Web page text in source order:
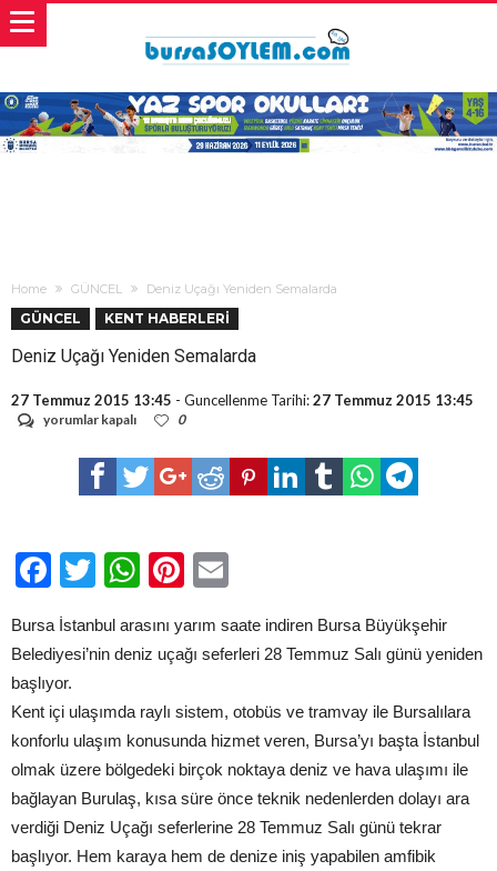
Home GÜNCEL Deniz Uçağı Yeniden Semalarda
GÜNCEL KENT HABERLERİ
Deniz Uçağı Yeniden Semalarda
27 Temmuz 2015 13:45 - Guncellenme Tarihi:27 Temmuz 2015 13:45
Deniz
Yeniden
Semalarda
yorumlar kapalı 0
Facebook
TwitterWhatsApp
Pinterest
Bursa İstanbul arasını yarım saate indiren Bursa Büyükşehir
Belediyesi’nin deniz uçağı seferleri 28 Temmuz Salı günü yeniden
başlıyor.
Kent içi ulaşımda raylı sistem, otobüs ve tramvay ile Bursalılara
konforlu ulaşım konusunda hizmet veren, Bursa’yı başta İstanbul
olmak üzere bölgedeki birçok noktaya deniz ve hava ulaşımı ile
bağlayan Burulaş, kısa süre önce teknik nedenlerden dolayı ara
verdiği Deniz Uçağı seferlerine 28 Temmuz Salı günü tekrar
başlıyor. Hem karaya hem de denize iniş yapabilen amfibik